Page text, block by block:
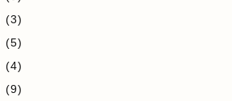
(3)
(5)
(4)
(9)